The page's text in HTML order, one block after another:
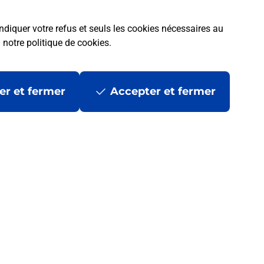
votre refus et seuls les cookies nécessaires au
notre politique de cookies.
et fermer Accepter et fermer